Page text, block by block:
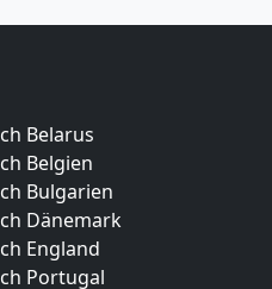
Belarus
Belgien
Bulgarien
Dänemark
England
Portugal